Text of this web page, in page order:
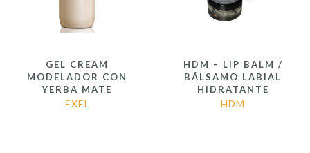
GEL CREAM
MODELADOR CON
YERBA MATE
EXEL
HDM – LIP BALM /
BÁLSAMO LABIAL
HIDRATANTE
HDM